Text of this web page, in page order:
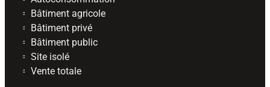
Bâtiment agricole
Bâtiment privé
Bâtiment public
Site isolé
Vente totale